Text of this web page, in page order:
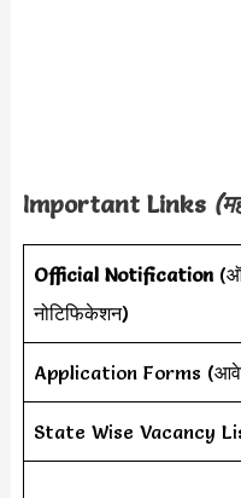
Important Links
Official Notification
नोटिफिकेशन)
Application Forms
State Wise Vacancy